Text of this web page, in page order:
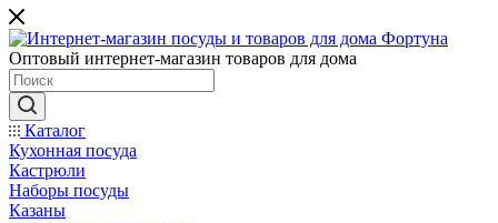
Оптовый интернет-магазин товаров для дома
Каталог
Кухонная посуда
Кастрюли
Наборы посуды
Казаны